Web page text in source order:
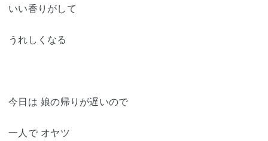
いい香りがして
うれしくなる
今日は 娘の帰りが遅いので
一人で オヤツ